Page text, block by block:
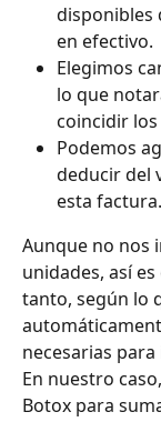
disponibles
en efectivo.
Elegimos
lo que
coincidir
Podemos
deducir del
esta factura.
Aunque no nos
unidades, así
tanto, según lo
necesarias
En nuestro
Botox para